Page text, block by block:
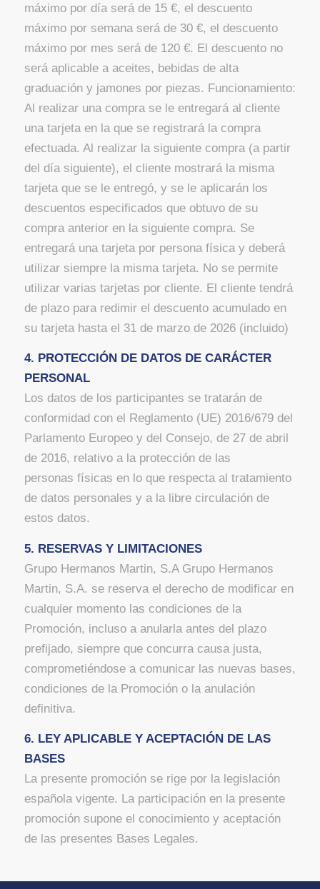
máximo por día será de 15 €, el descuento
máximo por semana será de 30 €, el descuento
máximo por mes será de 120 €. El descuento no
será aplicable a aceites, bebidas de alta
graduación y jamones por piezas. Funcionamiento:
Al realizar una compra se le entregará al cliente
una tarjeta en la que se registrará la compra
efectuada. Al realizar la siguiente compra (a partir
del día siguiente), el cliente mostrará la misma
tarjeta que se le entregó, y se le aplicarán los
descuentos especificados que obtuvo de su
compra anterior en la siguiente compra. Se
entregará una tarjeta por persona física y deberá
utilizar siempre la misma tarjeta. No se permite
utilizar varias tarjetas por cliente. El cliente tendrá
de plazo para redimir el descuento acumulado en
su tarjeta hasta el 31 de marzo de 2026 (incluido)
4. PROTECCIÓN DE DATOS DE CARÁCTER
PERSONAL
Los datos de los participantes se tratarán de
conformidad con el Reglamento (UE) 2016/679 del
Parlamento Europeo y del Consejo, de 27 de abril
de 2016, relativo a la protección de las
personas físicas en lo que respecta al tratamiento
de datos personales y a la libre circulación de
estos datos.
5. RESERVAS Y LIMITACIONES
Grupo Hermanos Martin, S.A Grupo Hermanos
Martin, S.A. se reserva el derecho de modificar en
cualquier momento las condiciones de la
Promoción, incluso a anularla antes del plazo
prefijado, siempre que concurra causa justa,
comprometiéndose a comunicar las nuevas bases,
condiciones de la Promoción o la anulación
definitiva.
6. LEY APLICABLE Y ACEPTACIÓN DE LAS
BASES
La presente promoción se rige por la legislación
española vigente. La participación en la presente
promoción supone el conocimiento y aceptación
de las presentes Bases Legales.